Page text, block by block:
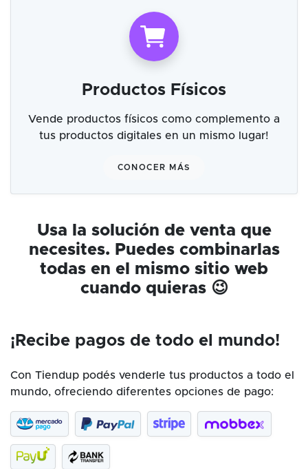
Productos Físicos
Vende productos físicos como complemento a
tus productos digitales en un mismo lugar!
CONOCER MÁS
Usa la solución de venta que
necesites. Puedes combinarlas
todas en el mismo sitio web
cuando quieras 😉
¡Recibe pagos de todo el mundo!
Con Tiendup podés venderle tus productos a todo el
mundo, ofreciendo diferentes opciones de pago: